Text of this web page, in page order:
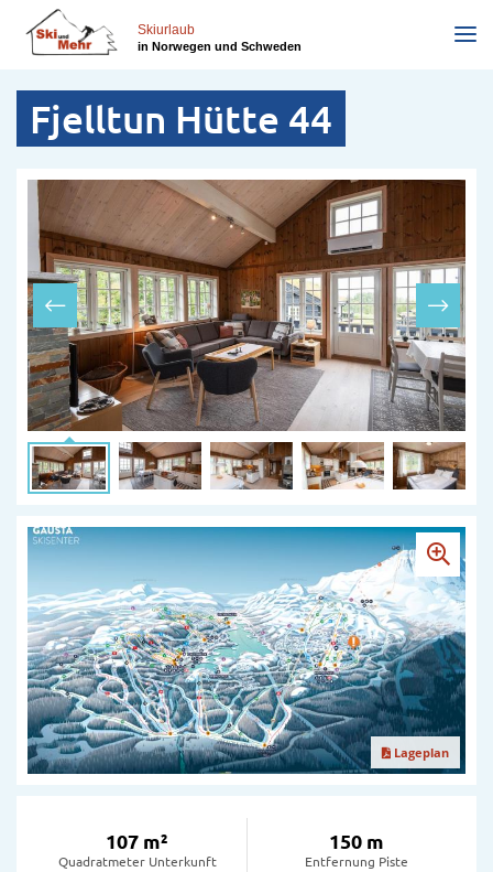
zum
Inhalt
Skiurlaub
in Norwegen und Schweden
Fjelltun Hütte 44
Lageplan
107 m²
Quadratmeter Unterkunft
150 m
Entfernung Piste